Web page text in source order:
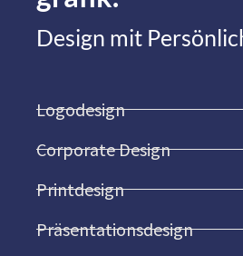
Design mit
Logodesign
Corporate Design
Printdesign
Präsentationsdesign